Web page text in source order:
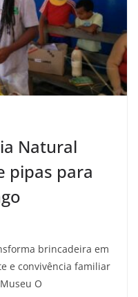
Natural
pipas para
brincadeira em
e convivência familiar
O